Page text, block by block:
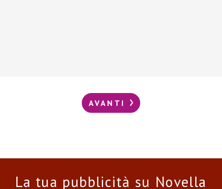
AVANTI
La tua pubblicità su Novella